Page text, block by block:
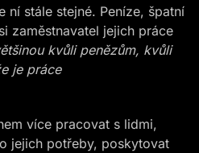
ní stále stejné. Peníze, špatní
zaměstnavatel jejich práce
kvůli penězům, kvůli
je práce
více pracovat s lidmi,
jejich potřeby, poskytovat